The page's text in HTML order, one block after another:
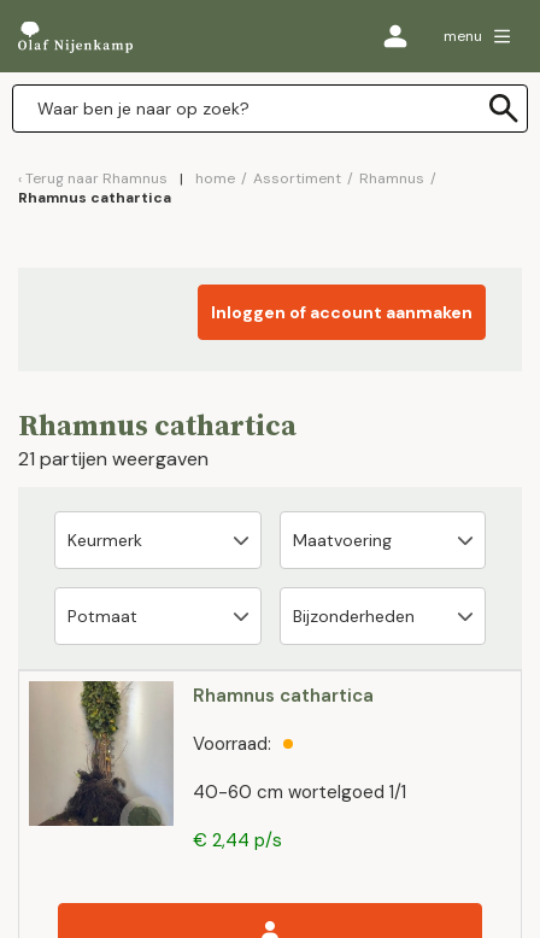
menu
Terug naar Rhamnus home / Assortiment / Rhamnus /
Rhamnus cathartica
Inloggen of account aanmaken
Rhamnus cathartica
21 partijen weergaven
Rhamnus cathartica
40-60 cm wortelgoed 1/1
Voorraad:
€ 2,44 p/s